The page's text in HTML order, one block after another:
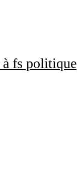
fs politique